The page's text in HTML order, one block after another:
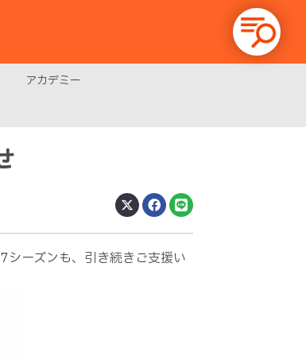
アカデミー
ーズンも、引き続きご支援い